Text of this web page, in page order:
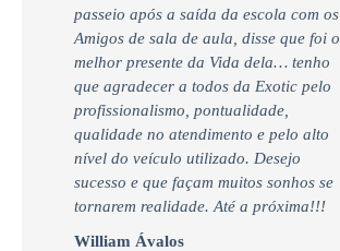
passeio após a saída da escola com os
Amigos de sala de aula, disse que foi o
melhor presente da Vida dela… tenho
que agradecer a todos da Exotic pelo
profissionalismo, pontualidade,
qualidade no atendimento e pelo alto
nível do veículo utilizado. Desejo
sucesso e que façam muitos sonhos se
tornarem realidade. Até a próxima!!!
William Ávalos